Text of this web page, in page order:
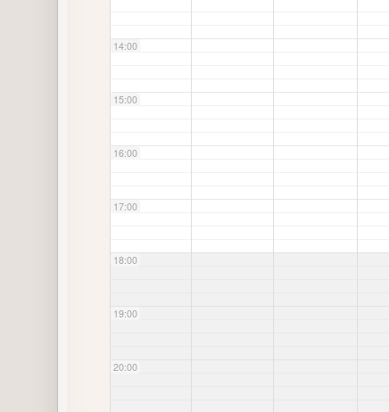
14:00
15:00
16:00
17:00
18:00
19:00
20:00